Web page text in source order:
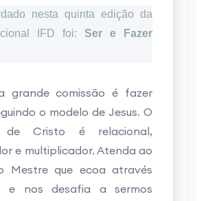
nesta quinta edição da
IFD foi: Ser e Fazer
grande comissão é fazer
o modelo de Jesus. O
de Cristo é relacional,
e multiplicador. Atenda ao
Mestre que ecoa através
e nos desafia a sermos